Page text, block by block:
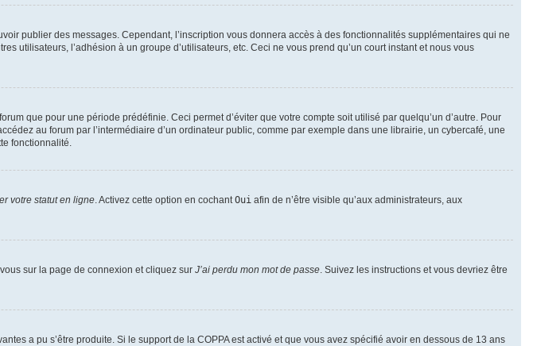
publier des messages. Cependant, l’inscription vous donnera accès à des fonctionnalités supplémentaires qui ne
utilisateurs, l’adhésion à un groupe d’utilisateurs, etc. Ceci ne vous prend qu’un court instant et nous vous
que pour une période prédéfinie. Ceci permet d’éviter que votre compte soit utilisé par quelqu’un d’autre. Pour
au forum par l’intermédiaire d’un ordinateur public, comme par exemple dans une librairie, un cybercafé, une
fonctionnalité.
votre statut en ligne. Activez cette option en cochantOui afin de n’être visible qu’aux administrateurs, aux
sur la page de connexion et cliquez sur J’ai perdu mon mot de passe. Suivez les instructions et vous devriez être
a pu s’être produite. Si le support de la COPPA est activé et que vous avez spécifié avoir en dessous de 13 ans